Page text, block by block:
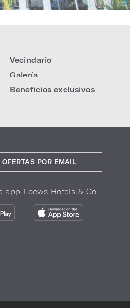
Vecindario
Galería
Beneficios exclusivos
OFERTAS POR EMAIL
app Loews Hotels & Co